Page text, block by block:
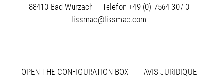
88410 Bad Wurzach
Telefon+49 (0) 7564 307-0
lissmac@lissmac.com
OPEN THE CONFIGURATION BOX
AVIS JURIDIQUE